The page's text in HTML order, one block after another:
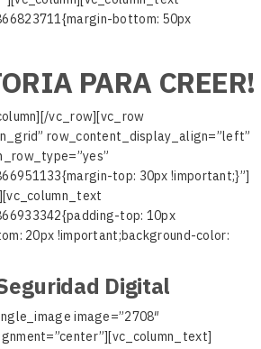
bottom: 50px
PARA CREER!
vc_row][vc_row
row_content_display_align=”left”
top: 30px !important;}”]
top: 10px
20px !important;background-color:
Digital
image=”2708″